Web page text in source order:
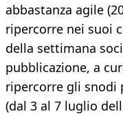
abbastanza agile
ripercorre nei suoi
della settimana
pubblicazione, a
ripercorre gli snodi
(dal 3 al 7 luglio